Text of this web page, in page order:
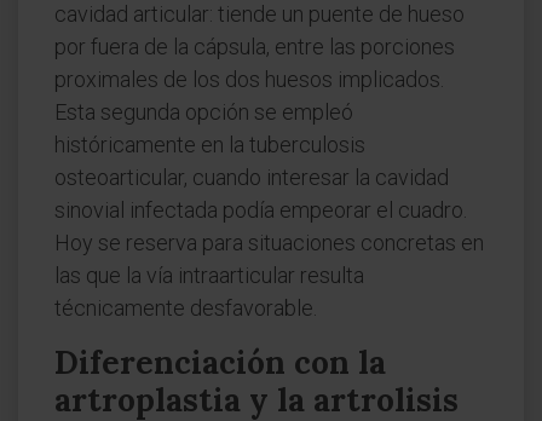
cavidad articular: tiende un puente de hueso
por fuera de la cápsula, entre las porciones
proximales de los dos huesos implicados.
Esta segunda opción se empleó
históricamente en la tuberculosis
osteoarticular, cuando interesar la cavidad
sinovial infectada podía empeorar el cuadro.
Hoy se reserva para situaciones concretas en
las que la vía intraarticular resulta
técnicamente desfavorable.
Diferenciación con la
artroplastia y la artrolisis